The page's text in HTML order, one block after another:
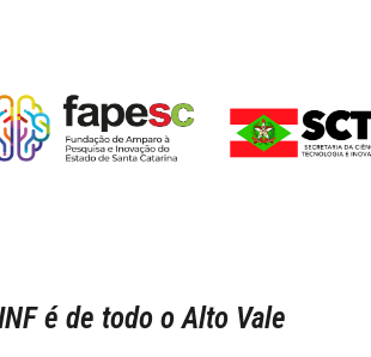
é de todo o Alto Vale